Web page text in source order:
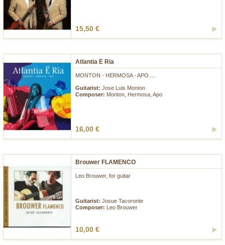
15,50 €
Atlantia É Ria
MONTON - HERMOSA - APO ...
Guitarist: Jose Luis Monton
Composer: Monton, Hermosa, Apo
16,00 €
Brouwer FLAMENCO
Leo Brouwer, for guitar
Guitarist: Josue Tacoronte
Composer: Leo Brouwer
10,00 €